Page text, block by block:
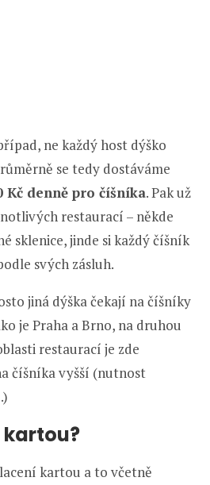
ne každý host dýško
se tedy dostáváme
Kč denně pro číšníka. Pak už
restaurací – někde
sklenice, jinde si každý číšník
svých zásluh.
jiná dýška čekají na číšníky
je Praha a Brno, na druhou
restaurací je zde
číšníka vyšší (nutnost
kartou a to včetně